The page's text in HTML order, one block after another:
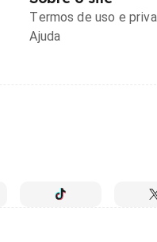
Termos de uso e
Ajuda